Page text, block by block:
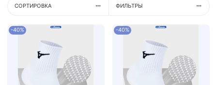
СОРТИРОВКА ФИЛЬТРЫ
-40% -40%